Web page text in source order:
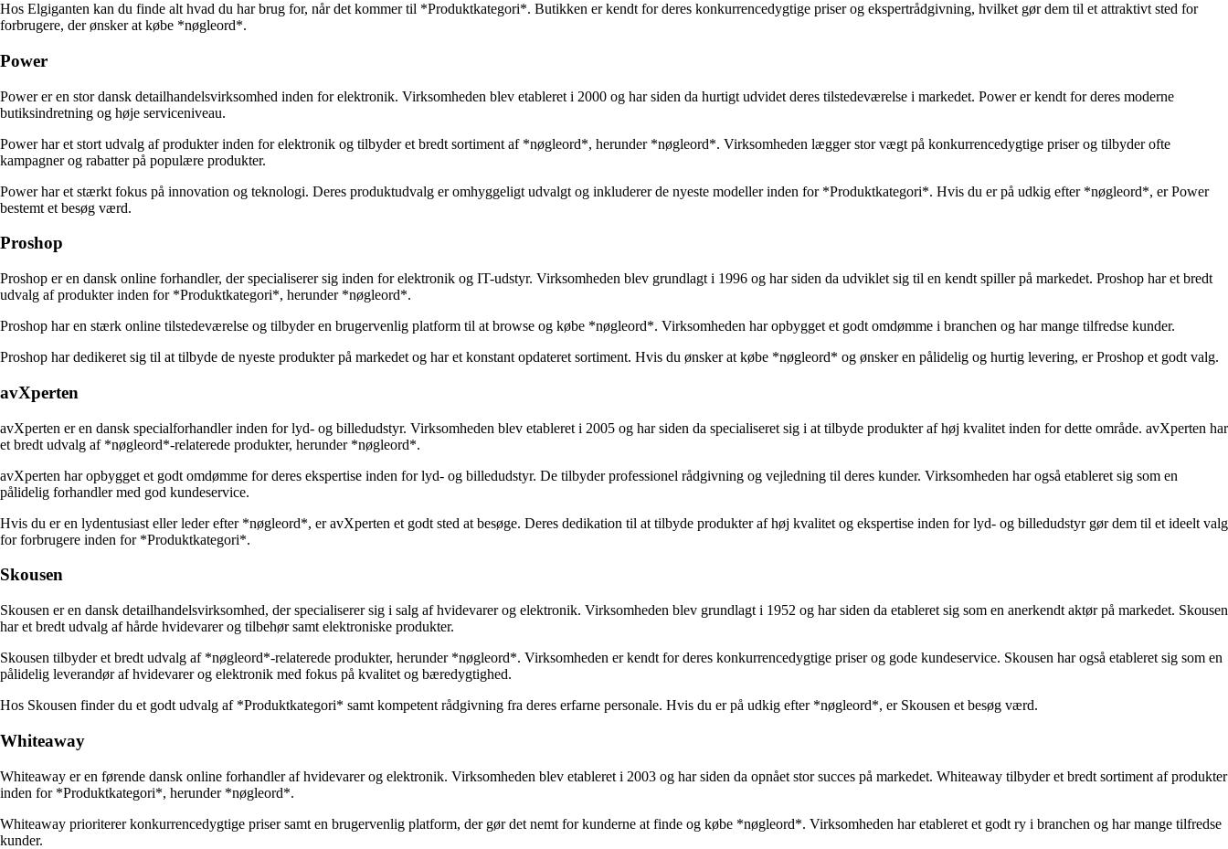
Hos Elgiganten kan du finde alt hvad du har brug for, når det kommer til *Produktkategori*. Butikken er kendt for deres konkurrencedygtige priser og ekspertrådgivning, hvilket gør dem til et attraktivt sted for
forbrugere, der ønsker at købe *nøgleord*.
Power
Power er en stor dansk detailhandelsvirksomhed inden for elektronik. Virksomheden blev etableret i 2000 og har siden da hurtigt udvidet deres tilstedeværelse i markedet. Power er kendt for deres moderne
butiksindretning og høje serviceniveau.
Power har et stort udvalg af produkter inden for elektronik og tilbyder et bredt sortiment af *nøgleord*, herunder *nøgleord*. Virksomheden lægger stor vægt på konkurrencedygtige priser og tilbyder ofte
kampagner og rabatter på populære produkter.
Power har et stærkt fokus på innovation og teknologi. Deres produktudvalg er omhyggeligt udvalgt og inkluderer de nyeste modeller inden for *Produktkategori*. Hvis du er på udkig efter *nøgleord*, er Power
bestemt et besøg værd.
Proshop
Proshop er en dansk online forhandler, der specialiserer sig inden for elektronik og IT-udstyr. Virksomheden blev grundlagt i 1996 og har siden da udviklet sig til en kendt spiller på markedet. Proshop har et bredt
udvalg af produkter inden for *Produktkategori*, herunder *nøgleord*.
Proshop har en stærk online tilstedeværelse og tilbyder en brugervenlig platform til at browse og købe *nøgleord*. Virksomheden har opbygget et godt omdømme i branchen og har mange tilfredse kunder.
Proshop har dedikeret sig til at tilbyde de nyeste produkter på markedet og har et konstant opdateret sortiment. Hvis du ønsker at købe *nøgleord* og ønsker en pålidelig og hurtig levering, er Proshop et godt valg.
avXperten
avXperten er en dansk specialforhandler inden for lyd- og billedudstyr. Virksomheden blev etableret i 2005 og har siden da specialiseret sig i at tilbyde produkter af høj kvalitet inden for dette område. avXperten har
et bredt udvalg af *nøgleord*-relaterede produkter, herunder *nøgleord*.
avXperten har opbygget et godt omdømme for deres ekspertise inden for lyd- og billedudstyr. De tilbyder professionel rådgivning og vejledning til deres kunder. Virksomheden har også etableret sig som en
pålidelig forhandler med god kundeservice.
Hvis du er en lydentusiast eller leder efter *nøgleord*, er avXperten et godt sted at besøge. Deres dedikation til at tilbyde produkter af høj kvalitet og ekspertise inden for lyd- og billedudstyr gør dem til et ideelt valg
for forbrugere inden for *Produktkategori*.
Skousen
Skousen er en dansk detailhandelsvirksomhed, der specialiserer sig i salg af hvidevarer og elektronik. Virksomheden blev grundlagt i 1952 og har siden da etableret sig som en anerkendt aktør på markedet. Skousen
har et bredt udvalg af hårde hvidevarer og tilbehør samt elektroniske produkter.
Skousen tilbyder et bredt udvalg af *nøgleord*-relaterede produkter, herunder *nøgleord*. Virksomheden er kendt for deres konkurrencedygtige priser og gode kundeservice. Skousen har også etableret sig som en
pålidelig leverandør af hvidevarer og elektronik med fokus på kvalitet og bæredygtighed.
Hos Skousen finder du et godt udvalg af *Produktkategori* samt kompetent rådgivning fra deres erfarne personale. Hvis du er på udkig efter *nøgleord*, er Skousen et besøg værd.
Whiteaway
Whiteaway er en førende dansk online forhandler af hvidevarer og elektronik. Virksomheden blev etableret i 2003 og har siden da opnået stor succes på markedet. Whiteaway tilbyder et bredt sortiment af produkter
inden for *Produktkategori*, herunder *nøgleord*.
Whiteaway prioriterer konkurrencedygtige priser samt en brugervenlig platform, der gør det nemt for kunderne at finde og købe *nøgleord*. Virksomheden har etableret et godt ry i branchen og har mange tilfredse
kunder.